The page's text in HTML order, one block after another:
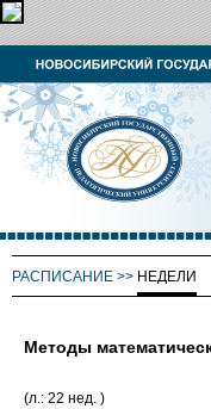
РАСПИСАНИЕ >> НЕДЕЛИ
Методы
(л.: 22 нед. )